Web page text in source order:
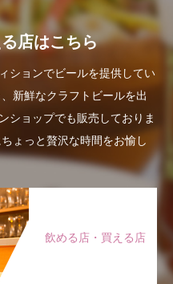
店はこちら
ションでビールを提供してい
新鮮なクラフトビールを出
ショップでも販売しておりま
ょっと贅沢な時間をお愉し
飲める店・買える店